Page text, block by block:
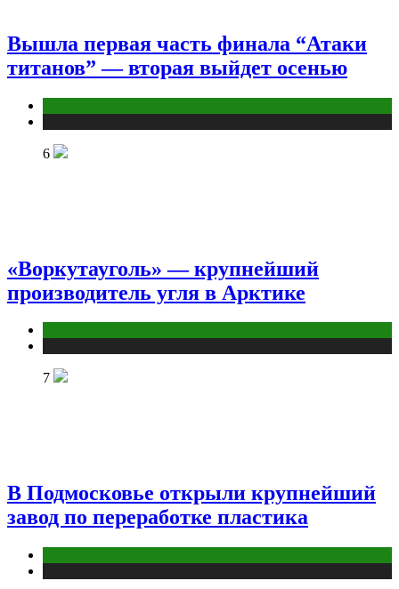
Вышла первая часть финала “Атаки
титанов” — вторая выйдет осенью
6
«Воркутауголь» — крупнейший
производитель угля в Арктике
7
В Подмосковье открыли крупнейший
завод по переработке пластика